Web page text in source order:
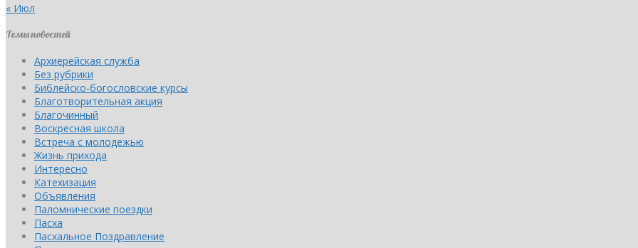
« Июл
Темы новостей
Архиерейская служба
Без рубрики
Библейско-богословские курсы
Благотворительная акция
Благочинный
Воскресная школа
Встреча с молодежью
Жизнь прихода
Интересно
Катехизация
Объявления
Паломнические поездки
Пасха
Пасхальное Поздравление